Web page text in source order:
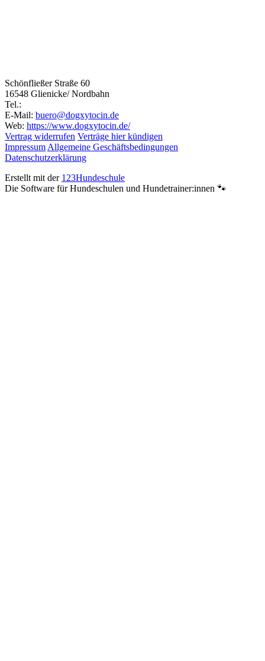
Schönfließer Straße 60
16548 Glienicke/ Nordbahn
Tel.:
E-Mail: buero@dogxytocin.de
Web: https://www.dogxytocin.de/
Vertrag widerrufen Verträge hier kündigen
Impressum Allgemeine Geschäftsbedingungen
Datenschutzerklärung
Erstellt mit der 123Hundeschule
Die Software für Hundeschulen und Hundetrainer:innen 🐾